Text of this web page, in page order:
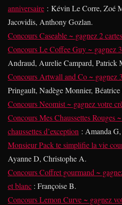
anniversaire : Kévin Le Corre, Zoé
Jacovidis, Anthony Gozlan.
Concours Caseable ~ gagnez 2
Concours Le Coffee Guy ~ gagnez
Andraud, Aurelie Campard, Patrick
Concours Artwall and Co ~ gagnez
Pringault, Nadège Monnier, Béatrice
Concours Neomist ~ gagnez votre
Concours Mes Chaussettes Rouges
chaussettes d’exception : Amanda
Monsieur Pack te simplifie la vie
Ayanne D, Christophe A.
Concours Coffret gourmand ~
et blanc : Françoise B.
Concours Lemon Curve ~ gagnez